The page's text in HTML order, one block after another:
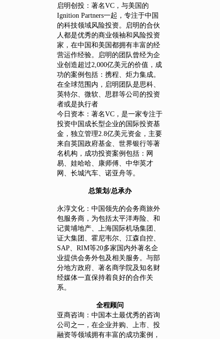
启明创投：著名VC，与美国的
Ignition Partners一起，专注于中国
的科技领域风险投资。启明的合伙
人都是优秀的商业领袖和风险投资
家，在中国和美国都拥有丰富的经
营运作经验。启明的团队曾经为企
业创造超过2,000亿美元的价值，成
功的案例包括：携程、炬力集成。
在全球范围内，启明团队是思科、
英特尔、微软、思群等公司的投资
者或是执行者
今日资本：著名VC，是一家专注于
投资中国成长型企业的国际投资基
金，独立管理2.8亿美元资金，主要
来自英国政府基金、世界银行等著
名机构，成功投资案例包括：网
易、娃哈哈、康师傅、中华英才
网、长城汽车、诺亚舟等。
总策划/总承办
永淳文化：中国领先的会务商旅外
包服务商，为包括太平洋寿险、和
记黄埔地产、上海国际机场集团、
证大集团、霍尼韦尔、江森自控、
SAP、RIM等20多家国内外著名企
业提供会务外包及相关服务。与部
分地方政府、著名商学院及知名财
经媒体一直保持着良好的合作关
系。
全程顾问
亚商咨询：中国本土最优秀的咨询
公司之一，在企业并购、上市、投
融资等领域拥有丰富的成功案例，